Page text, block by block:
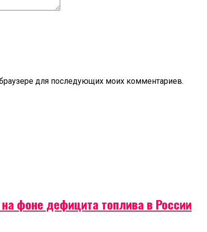
для последующих моих комментариев.
фоне дефицита топлива в России